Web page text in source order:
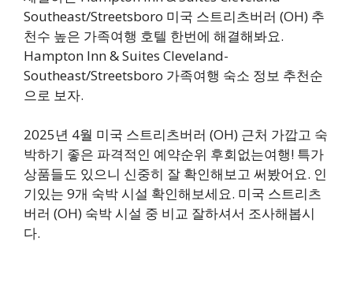
Southeast/Streetsboro 미국 스트리츠버러 (OH) 추
천수 높은 가족여행 호텔 한번에 해결해봐요.
Hampton Inn & Suites Cleveland-
Southeast/Streetsboro 가족여행 숙소 정보 추천순
으로 보자.
2025년 4월 미국 스트리츠버러 (OH) 근처 가깝고 숙
박하기 좋은 파격적인 예약순위 후회없는여행! 특가
상품들도 있으니 신중히 잘 확인해보고 써봤어요. 인
기있는 9개 숙박 시설 확인해보세요. 미국 스트리츠
버러 (OH) 숙박 시설 중 비교 잘하셔서 조사해봅시
다.